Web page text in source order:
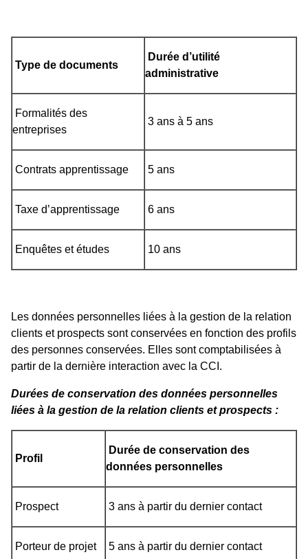
Type de documents
Durée d’utilité
administrative
Formalités des
entreprises
3 ans à 5 ans
Contrats apprentissage 5 ans
Taxe d’apprentissage 6 ans
Enquêtes et études 10 ans
Les données personnelles liées à la gestion de la relation
clients et prospects sont conservées en fonction des profils
des personnes conservées. Elles sont comptabilisées à
partir de la dernière interaction avec la CCI.
Durées de conservation des données personnelles
liées à la gestion de la relation clients et prospects :
Profil
Durée de conservation des
données personnelles
Prospect 3 ans à partir du dernier contact
Porteur de projet 5 ans à partir du dernier contact